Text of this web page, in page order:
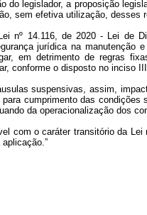
do legislador, a proposição
sem efetiva utilização,
nº 14.116, de 2020 - Lei de
jurídica na
em detrimento de regras
conforme o disposto no inciso
suspensivas, assim,
cumprimento das
da operacionalização dos
com o caráter transitório da